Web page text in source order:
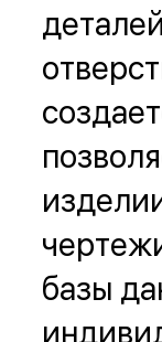
базы